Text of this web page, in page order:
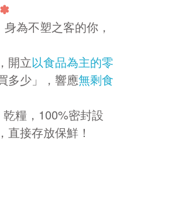
為不塑之客的你，
開立以食品為主的零
多少」，響應無剩食
糧，100%密封設
接存放保鮮！